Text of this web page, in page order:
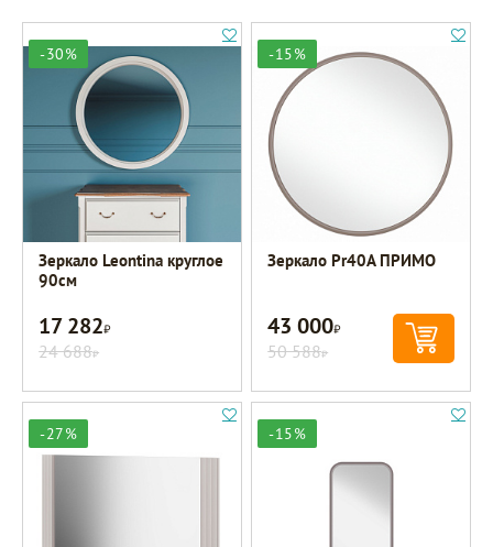
-30%
Зеркало Leontina круглое
90см
17 282Р
24 688Р
-15%
Зеркало Pr40A ПРИМО
43 000Р
50 588Р
-27% -15%